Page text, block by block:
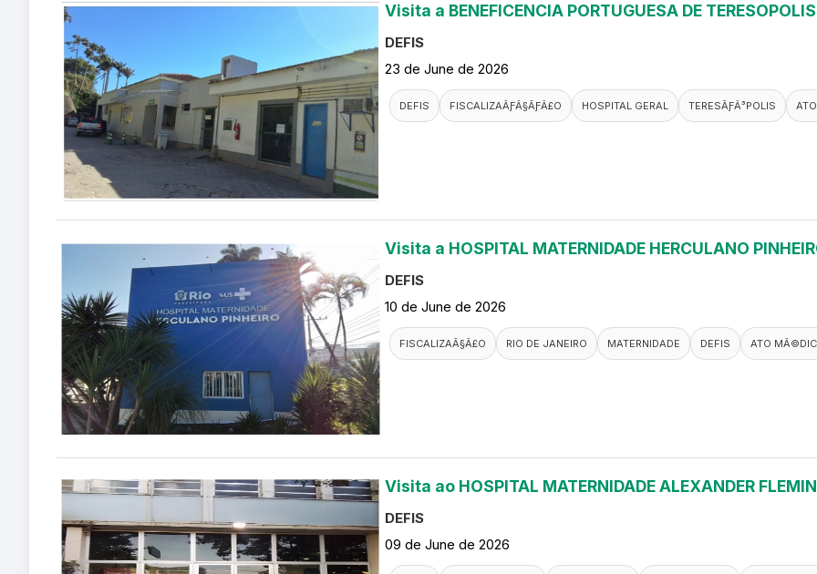
Visita a BENEFICENCIA PORTUGUESA DE TERESOPOLIS
DEFIS
23 de June de 2026
DEFIS FISCALIZAÃƑÂ§ÃƑÂ£O HOSPITAL GERAL TERESÃƑÂ³POLIS
Visita a HOSPITAL MATERNIDADE HERCULANO
DEFIS
10 de June de 2026
FISCALIZAÃ§Ã£O RIO DE JANEIRO MATERNIDADE DEFIS ATO
Visita ao HOSPITAL MATERNIDADE ALEXANDER
DEFIS
09 de June de 2026